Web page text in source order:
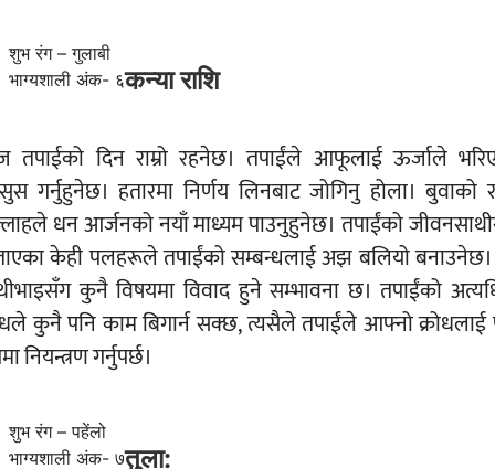
शुभ रंग – गुलाबी
भाग्यशाली अंक- ६कन्या राशि
दिन राम्रो रहनेछ। तपाईंले आफूलाई ऊर्जाले
गर्नुहुनेछ। हतारमा निर्णय लिनबाट जोगिनु होला। बुवाको
धन आर्जनको नयाँ माध्यम पाउनुहुनेछ। तपाईंको
केही पलहरूले तपाईंको सम्बन्धलाई अझ बलियो
कुनै विषयमा विवाद हुने सम्भावना छ। तपाईंको
कुनै पनि काम बिगार्न सक्छ, त्यसैले तपाईंले आफ्नो क्रोधलाई
नियन्त्रण गर्नुपर्छ।
शुभ रंग – पहेंलो
भाग्यशाली अंक- ७तुला: